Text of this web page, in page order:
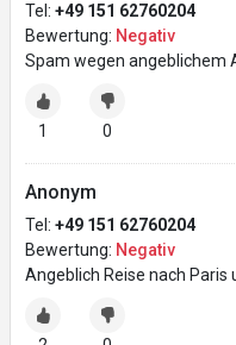
Tel: +49 151 62760204
Bewertung: Negativ
Spam wegen angeblichem
1 0
Anonym
Tel: +49 151 62760204
Bewertung: Negativ
Angeblich Reise nach Paris